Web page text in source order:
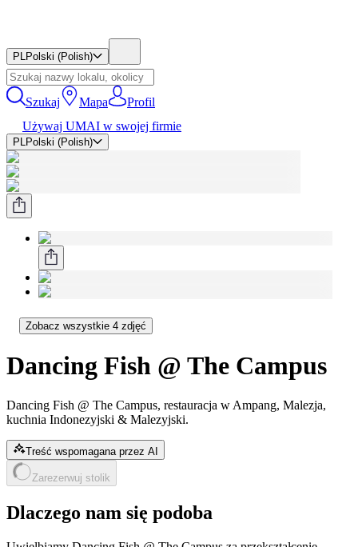
PLPolski (Polish)
Szukaj Mapa
Profil
Używaj UMAI w swojej firmie
PLPolski (Polish)
Zobacz wszystkie 4 zdjęć
Dancing Fish @ The Campus
Dancing Fish @ The Campus, restauracja w Ampang, Malezja,
kuchnia Indonezyjski & Malezyjski.
Treść wspomagana przez AI
Zarezerwuj stolik
Dlaczego nam się podoba